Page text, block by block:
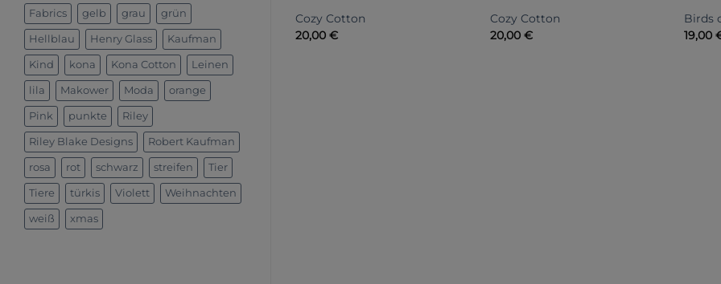
Fabrics gelb grau grün
Hellblau Henry Glass Kaufman
Kind kona Kona Cotton Leinen
lila Makower Moda orange
Pink punkte Riley
Riley Blake Designs Robert Kaufman
rosa rot schwarz streifen Tier
Tiere türkis Violett Weihnachten
weiß xmas
Cozy Cotton
20,00 €
Cozy Cotton
20,00 €
Birds
19,00